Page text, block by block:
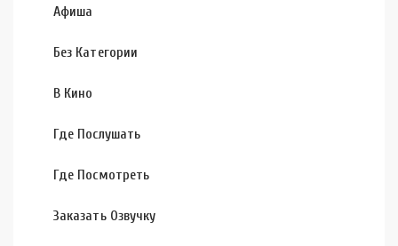
Афиша
Без Категории
В Кино
Где Послушать
Где Посмотреть
Заказать Озвучку